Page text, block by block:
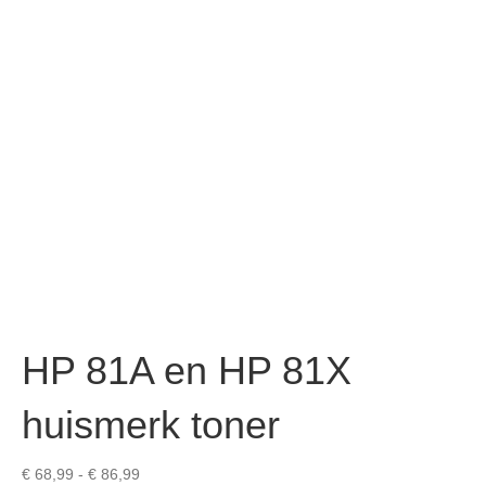
HP 81A en HP 81X
huismerk toner
€ 68,99 - € 86,99